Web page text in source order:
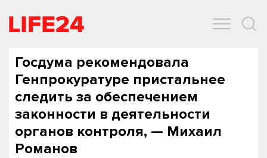
Госдума рекомендовала
Генпрокуратуре пристальнее
следить за обеспечением
законности в деятельности
органов контроля, — Михаил
Романов